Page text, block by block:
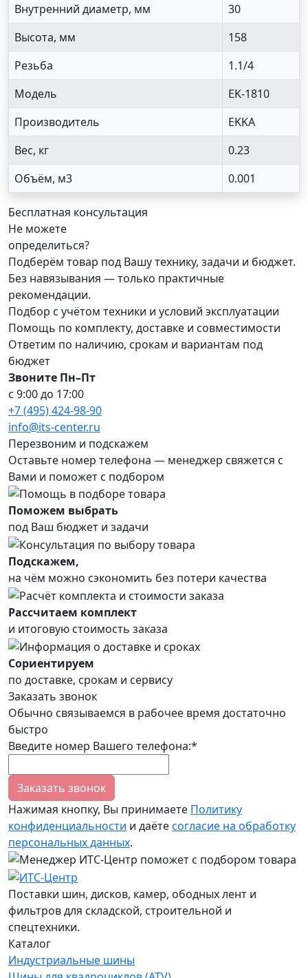
Внутренний диаметр, мм
30
Высота, мм
158
Резьба
1.1/4
Модель
EK-1810
Производитель
EKKA
Вес, кг
0.23
Объём, м3
0.001
Бесплатная консультация
Не можете
определиться?
Подберём товар под Вашу технику, задачи и бюджет.
Без навязывания — только практичные
рекомендации.
Подбор с учётом техники и условий эксплуатации
Помощь по комплекту, доставке и совместимости
Ответим по наличию, срокам и вариантам под
бюджет
Звоните Пн–Пт
с 9:00 до 17:00
+7 (495) 424-98-90
info@its-center.ru
Перезвоним и подскажем
Оставьте номер телефона — менеджер свяжется с
Вами и поможет с подбором
Поможем выбрать
под Ваш бюджет и задачи
Подскажем,
на чём можно сэкономить без потери качества
Рассчитаем комплект
и итоговую стоимость заказа
Сориентируем
по доставке, срокам и сервису
Заказать звонок
Обычно связываемся в рабочее время достаточно
быстро
Введите номер Вашего телефона:*
Заказать звонок
Нажимая кнопку, Вы принимаете Политику
конфиденциальности и даётесогласие на обработку
персональных данных.
Поставки шин, дисков, камер, ободных лент и
фильтров для складской, строительной и
спецтехники.
Каталог
Индустриальные шины